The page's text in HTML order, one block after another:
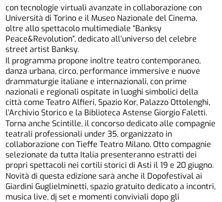
con tecnologie virtuali avanzate in collaborazione con
Università di Torino e il Museo Nazionale del Cinema,
oltre allo spettacolo multimediale “Banksy
Peace&Revolution”, dedicato all’universo del celebre
street artist Banksy.
Il programma propone inoltre teatro contemporaneo,
danza urbana, circo, performance immersive e nuove
drammaturgie italiane e internazionali, con prime
nazionali e regionali ospitate in luoghi simbolici della
città come Teatro Alfieri, Spazio Kor, Palazzo Ottolenghi,
l’Archivio Storico e la Biblioteca Astense Giorgio Faletti.
Torna anche Scintille, il concorso dedicato alle compagnie
teatrali professionali under 35, organizzato in
collaborazione con Tieffe Teatro Milano. Otto compagnie
selezionate da tutta Italia presenteranno estratti dei
propri spettacoli nei cortili storici di Asti il 19 e 20 giugno.
Novità di questa edizione sarà anche il Dopofestival ai
Giardini Guglielminetti, spazio gratuito dedicato a incontri,
musica live, dj set e momenti conviviali dopo gli